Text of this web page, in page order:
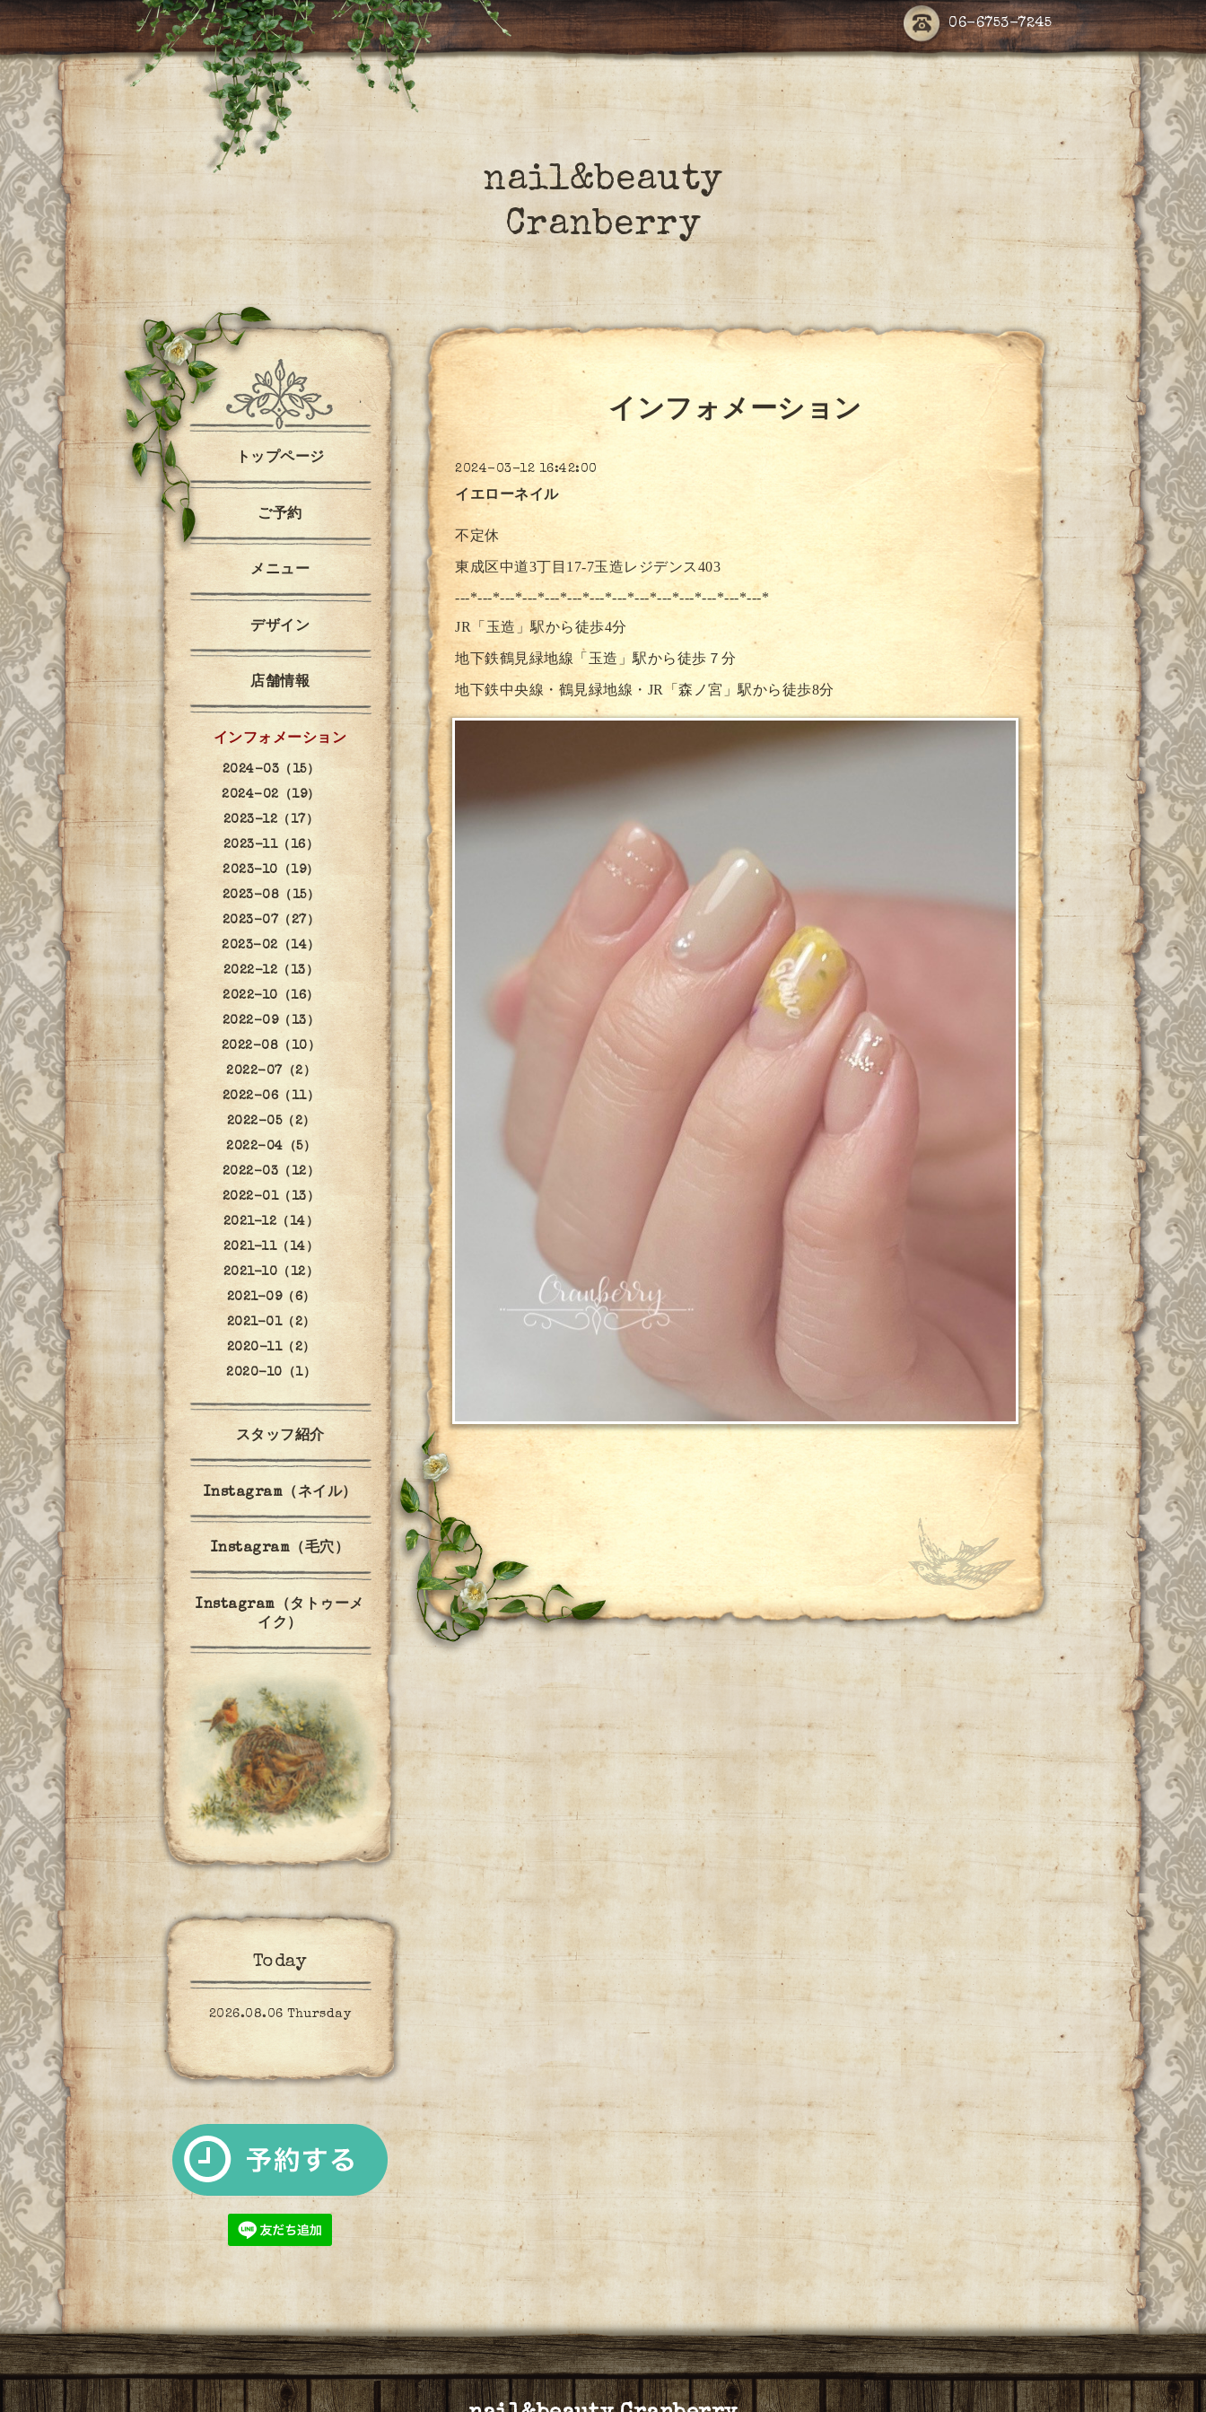
06-6753-7245
nail&beauty
Cranberry
インフォメーション
2024-03-12 16:42:00
イエローネイル
不定休
東成区中道3丁目17-7玉造レジデンス403
---*---*---*---*---*---*---*---*---*---*---*---*---*---*
JR「玉造」駅から徒歩4分
地下鉄鶴見緑地線「玉造」駅から徒歩７分
地下鉄中央線・鶴見緑地線・JR「森ノ宮」駅から徒歩8分
トップページ
ご予約
メニュー
デザイン
店舗情報
インフォメーション
2024-03（15）
2024-02（19）
2023-12（17）
2023-11（16）
2023-10（19）
2023-08（15）
2023-07（27）
2023-02（14）
2022-12（13）
2022-10（16）
2022-09（13）
2022-08（10）
2022-07（2）
2022-06（11）
2022-05（2）
2022-04（5）
2022-03（12）
2022-01（13）
2021-12（14）
2021-11（14）
2021-10（12）
2021-09（6）
2021-01（2）
2020-11（2）
2020-10（1）
スタッフ紹介
Instagram（ネイル）
Instagram（毛穴）
Instagram（タトゥーメ
イク）
Today
2026.08.06 Thursday